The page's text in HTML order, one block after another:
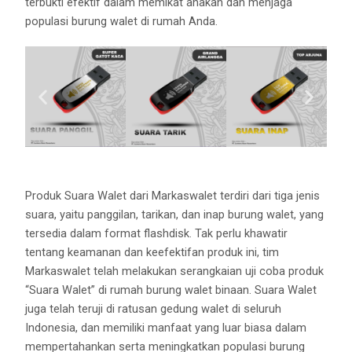
populasi burung walet di rumah Anda.
Produk Suara Walet dari Markaswalet terdiri dari tiga jenis
suara, yaitu panggilan, tarikan, dan inap burung walet, yang
tersedia dalam format flashdisk. Tak perlu khawatir
tentang keamanan dan keefektifan produk ini, tim
Markaswalet telah melakukan serangkaian uji coba produk
“Suara Walet” di rumah burung walet binaan. Suara Walet
juga telah teruji di ratusan gedung walet di seluruh
Indonesia, dan memiliki manfaat yang luar biasa dalam
mempertahankan serta meningkatkan populasi burung